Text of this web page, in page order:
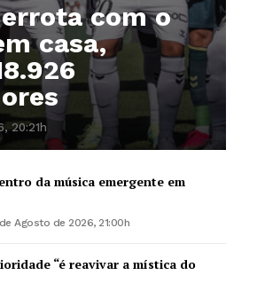
com o
casa,
20:21h
da música emergente em
Agosto de 2026, 21:00h
“é reavivar a mística do